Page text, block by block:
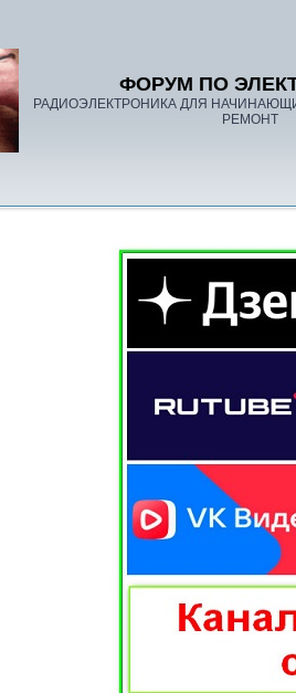
ФОРУМ ПО
РАДИОЭЛЕКТРОНИКА ДЛЯ
РЕМОНТ